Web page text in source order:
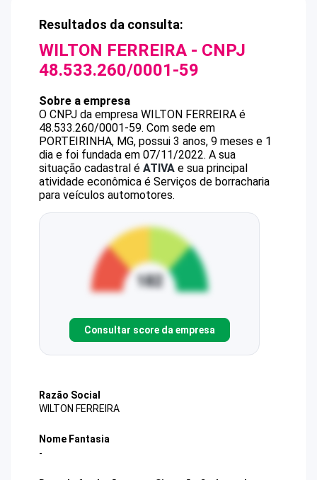
Resultados da consulta:
WILTON FERREIRA - CNPJ
48.533.260/0001-59
Sobre a empresa
O CNPJ da empresa WILTON FERREIRA é
48.533.260/0001-59. Com sede em
PORTEIRINHA, MG, possui 3 anos, 9 meses e 1
dia e foi fundada em 07/11/2022. A sua
situação cadastral é ATIVA e sua principal
atividade econômica é Serviços de borracharia
para veículos automotores.
Consultar score da empresa
Razão Social
WILTON FERREIRA
Nome Fantasia
-